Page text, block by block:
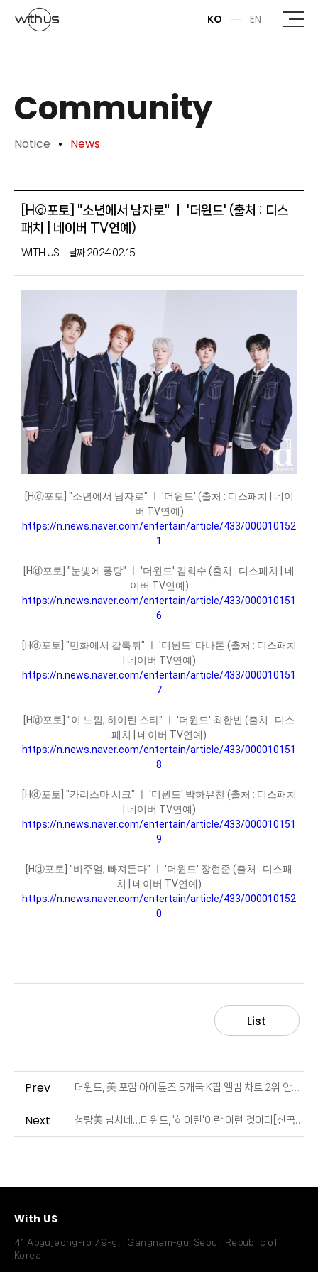
본문바로가기
KO EN
Community
Notice News
[Hⓓ포토] "소년에서 남자로" ㅣ '더윈드' (출처 : 디스
패치 | 네이버 TV연예)
WITH US 날짜2024.02.15
[Hⓓ포토] "소년에서 남자로" ㅣ '더윈드' (출처 : 디스패치 | 네이
버 TV연예)
https://n.news.naver.com/entertain/article/433/000010152
1
[Hⓓ포토] "눈빛에 퐁당" ㅣ '더윈드' 김희수 (출처 : 디스패치 | 네
이버 TV연예)
https://n.news.naver.com/entertain/article/433/000010151
6
[Hⓓ포토] "만화에서 갑툭튀" ㅣ '더윈드' 타나톤 (출처 : 디스패치
| 네이버 TV연예)
https://n.news.naver.com/entertain/article/433/000010151
7
[Hⓓ포토] "이 느낌, 하이틴 스타" ㅣ '더윈드' 최한빈 (출처 : 디스
패치 | 네이버 TV연예)
https://n.news.naver.com/entertain/article/433/000010151
8
[Hⓓ포토] "카리스마 시크" ㅣ '더윈드' 박하유찬 (출처 : 디스패치
| 네이버 TV연예)
https://n.news.naver.com/entertain/article/433/000010151
9
[Hⓓ포토] "비주얼, 빠져든다" ㅣ '더윈드' 장현준 (출처 : 디스패
치 | 네이버 TV연예)
https://n.news.naver.com/entertain/article/433/000010152
0
List
Prev 더윈드, 美 포함 아이튠즈 5개국 K팝 앨범 차트 2위 안착 (출처 : 스타뉴스 | 네이버 TV연예)
Next 청량美 넘치네…더윈드, '하이틴'이란 이런 것이다[신곡읽기] (출처 : 스포티비뉴스 | 네이버 TV연예)
With US
41 Apgujeong-ro 79-gil, Gangnam-gu, Seoul, Republic of
Korea